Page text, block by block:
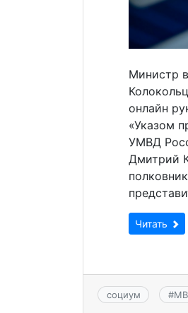
Министр
онлайн
«Указом
УМВД
Дмитрий
Читать
социум #